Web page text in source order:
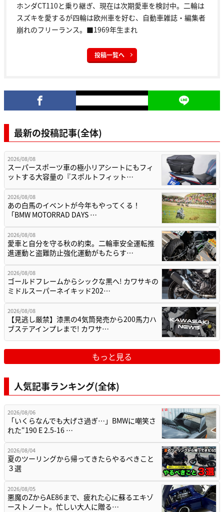
ホンダCT110と乗り継ぎ、現在は次期愛車を検討中。二輪は
スズキを愛するが四輪は欧州車を好む、自動車雑誌・編集者
崩れのフリーランス。■1969年生まれ
投稿一覧へ
最新の投稿記事(全体)
2026/08/08
スーパースポーツ車の極小リアシートにもフィ
ットする大容量の『スポルトフィット…
2026/08/08
あの白馬のイベントが今年もやってくる！
「BMW MOTORRAD DAYS …
2026/08/08
愛車と自分を守る秋の約束。二輪車安全運転推
進運動と盗難防止強化運動がもたらす…
2026/08/08
ゴールドフレームからシックな黒へ! カワサキの
ミドルスーパーネイキッド202…
2026/08/08
【見逃し厳禁】漆黒の4気筒発売から200馬力ハ
ブステアインプレまで! カワサ…
もっと見る
人気記事ランキング(全体)
2026/08/06
「いくらなんでも大げさ過ぎ…」BMWに嘲笑さ
れた“190 E 2.5-16 …
2026/08/04
夏のツーリングから帰ってきたらやるべきこと
３選
2026/08/05
悪魔のZからAE86まで、疲れた心に蘇るエキゾ
ーストノート。忙しい大人に贈る…